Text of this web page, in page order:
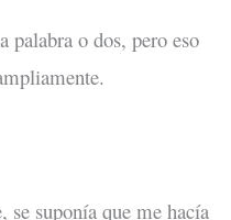
palabra o dos, pero eso
se suponía que me hacía